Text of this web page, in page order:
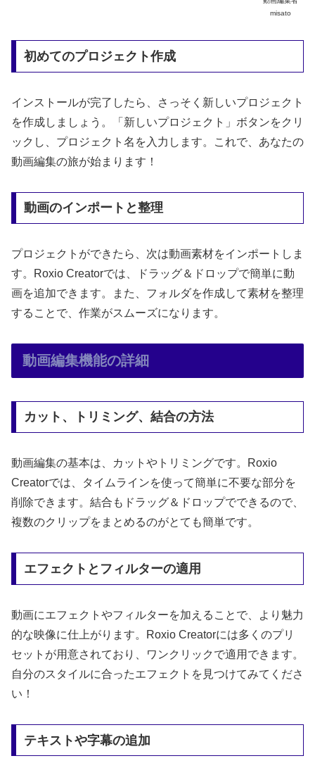
misato
初めてのプロジェクト作成
インストールが完了したら、さっそく新しいプロジェクト
を作成しましょう。「新しいプロジェクト」ボタンをクリ
ックし、プロジェクト名を入力します。これで、あなたの
動画編集の旅が始まります！
動画のインポートと整理
プロジェクトができたら、次は動画素材をインポートしま
す。Roxio Creatorでは、ドラッグ＆ドロップで簡単に動
画を追加できます。また、フォルダを作成して素材を整理
することで、作業がスムーズになります。
動画編集機能の詳細
カット、トリミング、結合の方法
動画編集の基本は、カットやトリミングです。Roxio
Creatorでは、タイムラインを使って簡単に不要な部分を
削除できます。結合もドラッグ＆ドロップでできるので、
複数のクリップをまとめるのがとても簡単です。
エフェクトとフィルターの適用
動画にエフェクトやフィルターを加えることで、より魅力
的な映像に仕上がります。Roxio Creatorには多くのプリ
セットが用意されており、ワンクリックで適用できます。
自分のスタイルに合ったエフェクトを見つけてみてくださ
い！
テキストや字幕の追加